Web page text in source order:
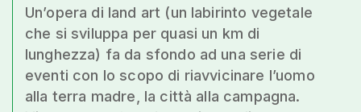
Un’opera di land art (un labirinto vegetale
che si sviluppa per quasi un km di
lunghezza) fa da sfondo ad una serie di
eventi con lo scopo di riavvicinare l’uomo
alla terra madre, la città alla campagna.